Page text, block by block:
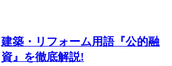
建築・リフォーム用語『公的融
資』を徹底解説!